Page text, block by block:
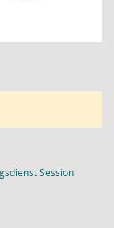
Session(Wird in